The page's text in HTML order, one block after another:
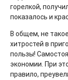
горелкой,
показалось и
В общем, не
хитростей в
пользы!
экономии. При
правило,